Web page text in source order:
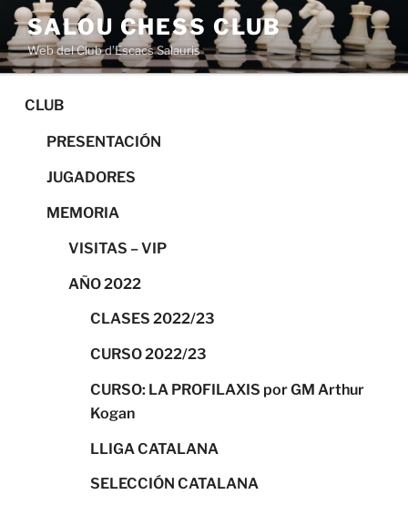
Saltar
contenido
SALOU CHESS CLUB
Web del Club d’Escacs Salauris
CLUB
PRESENTACIÓN
JUGADORES
MEMORIA
VISITAS – VIP
AÑO 2022
CLASES 2022/23
CURSO 2022/23
CURSO: LA PROFILAXIS por GM Arthur
Kogan
LLIGA CATALANA
SELECCIÓN CATALANA